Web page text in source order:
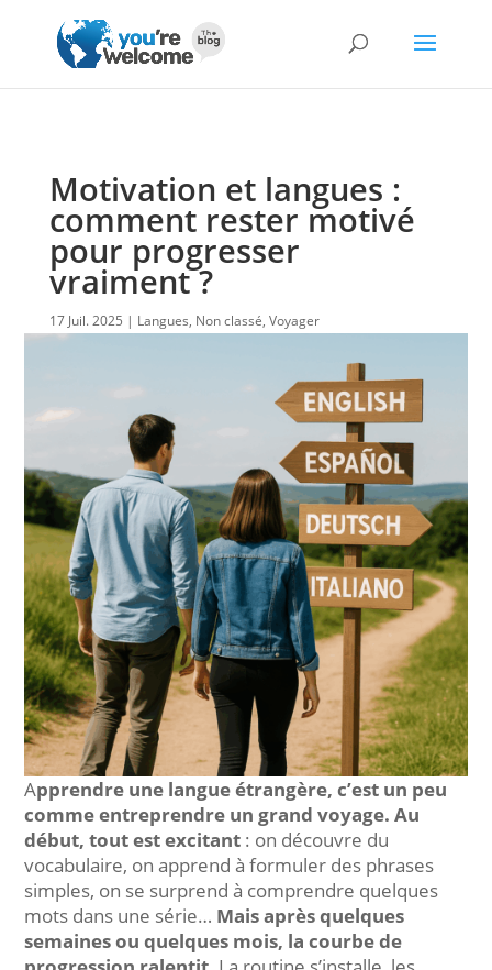
Motivation et langues :
comment rester motivé
pour progresser
vraiment ?
17 Juil. 2025 Langues, Non classé, Voyager
Apprendre une langue étrangère, c’est un peu
comme entreprendre un grand voyage. Au
début, tout est excitant : on découvre du
vocabulaire, on apprend à formuler des phrases
simples, on se surprend à comprendre quelques
mots dans une série… Mais après quelques
semaines ou quelques mois, la courbe de